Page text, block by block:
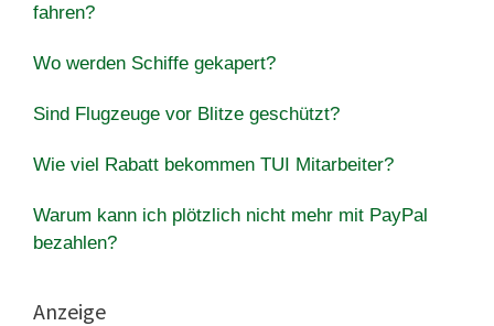
fahren?
Wo werden Schiffe gekapert?
Sind Flugzeuge vor Blitze geschützt?
Wie viel Rabatt bekommen TUI Mitarbeiter?
Warum kann ich plötzlich nicht mehr mit PayPal
bezahlen?
Anzeige